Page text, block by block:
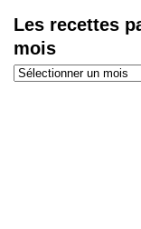
Les recettes
mois
Les
recettes